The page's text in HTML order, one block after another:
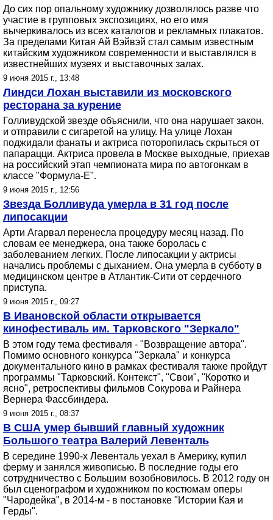
До сих пор опальному художнику дозволялось разве что
участие в групповых экспозициях, но его имя
вычеркивалось из всех каталогов и рекламных плакатов.
За пределами Китая Ай Вэйвэй стал самым известным
китайским художником современности и выставлялся в
известнейших музеях и выставочных залах.
9 июня 2015 г., 13:48
Линдси Лохан выставили из московского
ресторана за курение
Голливудской звезде объяснили, что она нарушает закон,
и отправили с сигаретой на улицу. На улице Лохан
поджидали фанаты и актриса поторопилась скрыться от
папарацци. Актриса провела в Москве выходные, приехав
на российский этап чемпионата мира по автогонкам в
классе "Формула-Е".
9 июня 2015 г., 12:56
Звезда Болливуда умерла в 31 год после
липосакции
Арти Агарвал перенесла процедуру месяц назад. По
словам ее менеджера, она также боролась с
заболеванием легких. После липосакции у актрисы
начались проблемы с дыханием. Она умерла в субботу в
медицинском центре в Атлантик-Сити от сердечного
приступа.
9 июня 2015 г., 09:27
В Ивановской области открывается
кинофестиваль им. Тарковского "Зеркало"
В этом году тема фестиваля - "Возвращение автора".
Помимо основного конкурса "Зеркала" и конкурса
документального кино в рамках фестиваля также пройдут
программы "Тарковский. Контекст", "Свои", "Коротко и
ясно", ретроспективы фильмов Сокурова и Райнера
Вернера Фассбиндера.
9 июня 2015 г., 08:37
В США умер бывший главный художник
Большого театра Валерий Левенталь
В середине 1990-х Левенталь уехал в Америку, купил
ферму и занялся живописью. В последние годы его
сотрудничество с Большим возобновилось. В 2012 году он
был сценографом и художником по костюмам оперы
"Чародейка", в 2014-м - в постановке "Истории Кая и
Герды".